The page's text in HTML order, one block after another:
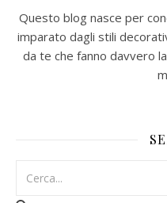
Questo blog nasce per
imparato dagli stili
da te che fanno davvero